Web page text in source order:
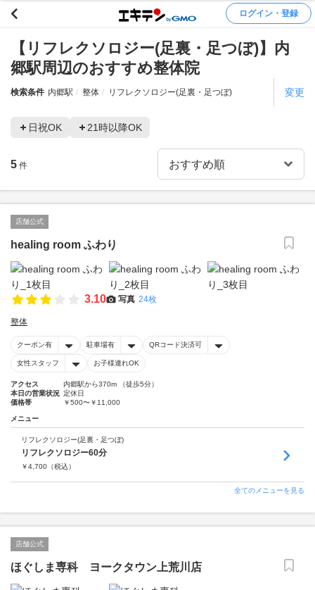
ログイン・登録
【リフレクソロジー(足裏・足つぼ)】内
郷駅周辺のおすすめ整体院
検索条件 内郷駅 整体 リフレクソロジー(足裏・足つぼ) 変更
日祝OK 21時以降OK
5 件
店舗公式
healing room ふわり
3.10 写真 24枚
整体
クーポン有 駐車場有 QRコード決済可
女性スタッフ お子様連れOK
アクセス
内郷駅から370m （徒歩5分）
本日の営業状況 定休日
価格帯
￥500〜￥11,000
メニュー
リフレクソロジー(足裏・足つぼ)
リフレクソロジー60分
￥4,700 （税込）
全てのメニューを見る
店舗公式
ほぐしま専科 ヨークタウン上荒川店